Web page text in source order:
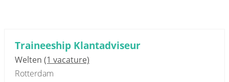
Traineeship Klantadviseur
Welten (1 vacature)
Rotterdam